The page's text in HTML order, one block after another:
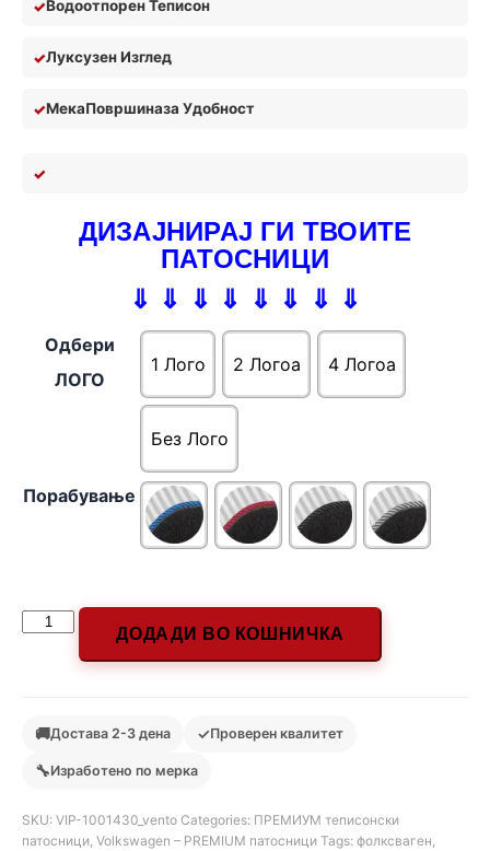
Водоотпорен Теписон
Луксузен Изглед
МекаПовршиназа Удобност
ДИЗАЈНИРАЈ ГИ ТВОИТЕ
ПАТОСНИЦИ
⇓ ⇓ ⇓ ⇓ ⇓ ⇓ ⇓ ⇓
Одбери
ЛОГО
1 Лого 2 Логоa 4 Логоa
Без Лого
Порабување
ДОДАДИ ВО КОШНИЧКА
🚚Достава 2-3 дена ✓Проверен квалитет
🔧Изработено по мерка
SKU: VIP-1001430_vento Categories: ПРЕМИУМ теписонски
патосници Volkswagen – PREMIUM патосници Tags: фолксваген